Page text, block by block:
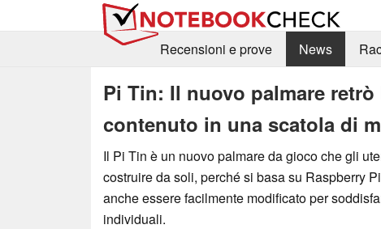
Recensioni e prove
News
Pi Tin: Il nuovo palmare
contenuto in una scatola di
Il Pi Tin è un nuovo palmare da gioco che gli
costruire da soli, perché si basa su Raspberry
anche essere facilmente modificato per
individuali.